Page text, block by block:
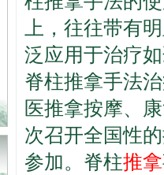
上，往往带有
泛应用于治疗
脊柱推拿手法
医推拿按摩、
次召开全国性
参加。脊柱推拿